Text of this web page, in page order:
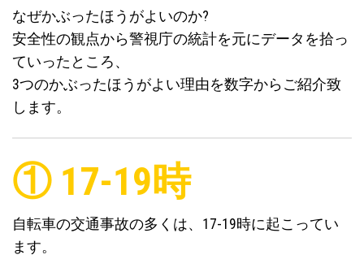
なぜかぶったほうがよいのか?
安全性の観点から警視庁の統計を元にデータを拾っ
ていったところ、
3つのかぶったほうがよい理由を数字からご紹介致
します。
① 17-19時
自転車の交通事故の多くは、17-19時に起こってい
ます。